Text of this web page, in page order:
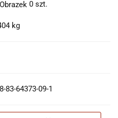
0 szt.
kg
83-64373-09-1